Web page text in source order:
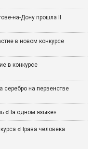
на-Дону прошла II
в новом конкурсе
в конкурсе
серебро на первенстве
«На одном языке»
«Права человека